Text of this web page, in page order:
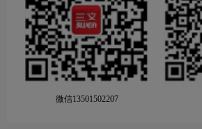
微信13501502207